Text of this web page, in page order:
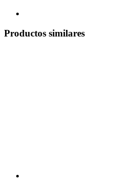
Productos similares